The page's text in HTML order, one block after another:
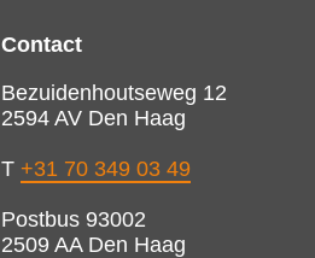
Contact
Bezuidenhoutseweg 12
2594 AV Den Haag
T +31 70 349 03 49
Postbus 93002
2509 AA Den Haag